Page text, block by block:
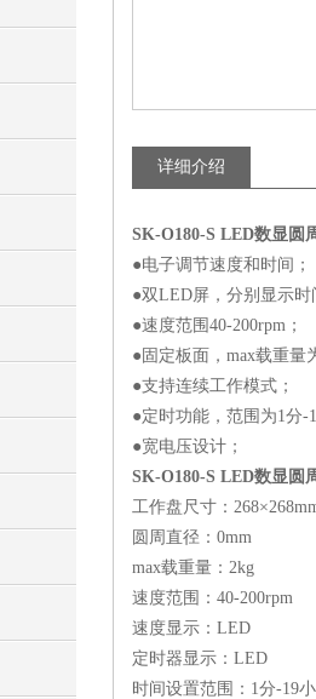
详细介绍
SK-O180-S LED数显圆
●电子调节速度和时间；
●双LED屏，分别显示时
●速度范围40-200rpm；
●固定板面，max载重量
●支持连续工作模式；
●定时功能，范围为1分-
●宽电压设计；
SK-O180-S LED数显圆
工作盘尺寸：
圆周直径：0mm
max载重量：2kg
速度范围：40-200rpm
速度显示：LED
定时器显示：LED
时间设置范围：1分-19